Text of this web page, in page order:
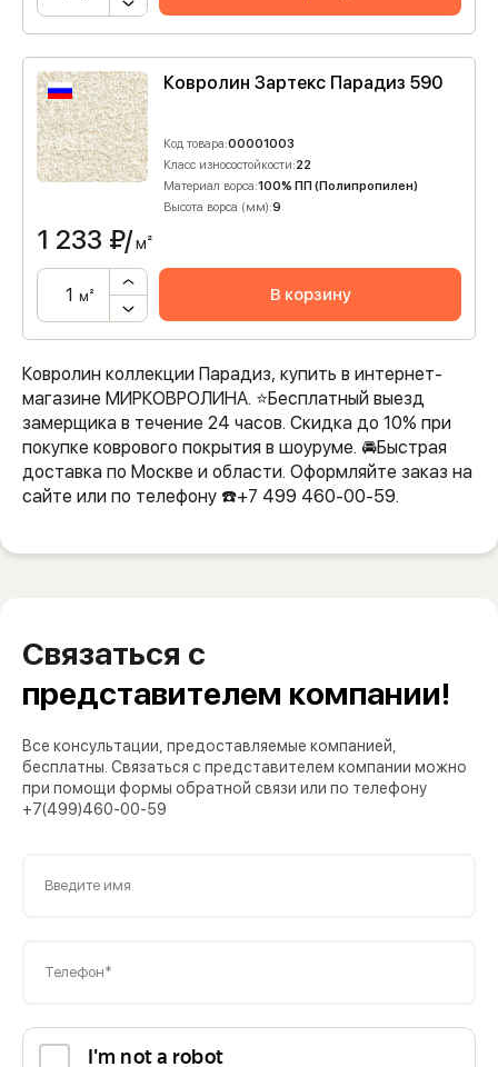
Ковролин Зартекс Парадиз 590
Код товара:00001003
Класс износостойкости:22
Материал ворса:100% ПП (Полипропилен)
Высота ворса (мм):9
1 233 ₽/м²
м² В корзину
Ковролин коллекции Парадиз, купить в интернет-
магазине МИРКОВРОЛИНА. ⭐️Бесплатный выезд
замерщика в течение 24 часов. Скидка до 10% при
покупке коврового покрытия в шоуруме. 🚘Быстрая
доставка по Москве и области. Оформляйте заказ на
сайте или по телефону ☎️+7 499 460-00-59.
Связаться с
представителем компании!
Все консультации, предоставляемые компанией,
бесплатны. Связаться с представителем компании можно
при помощи формы обратной связи или по телефону
+7(499)460-00-59
Введите имя
Телефон*